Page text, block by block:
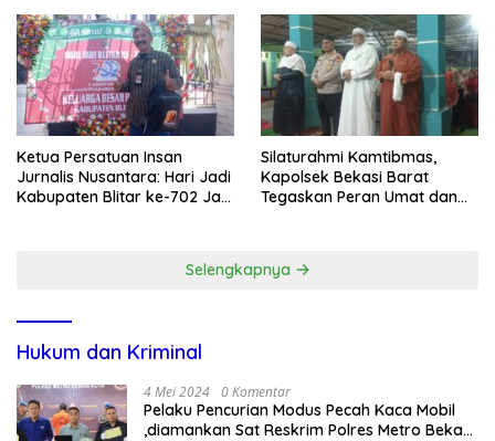
Dugaan Penganiayaan
Ketua Persatuan Insan
Jurnalis Nusantara: Hari Jadi
Kabupaten Blitar ke-702 Jadi
Silaturahmi Kamtibmas,
Kapolsek Bekasi Barat
Tegaskan Peran Umat dan
Selengkapnya
Hukum dan Kriminal
4 Mei 2024 0 Komentar
Pelaku Pencurian Modus Pecah Kaca Mobil
,diamankan Sat Reskrim Polres Metro Bekasi